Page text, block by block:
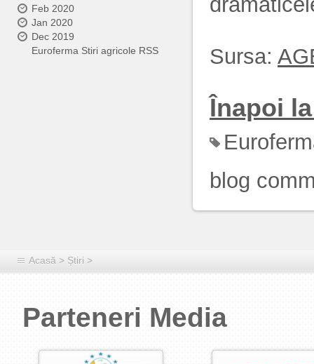
Feb 2020
Jan 2020
Dec 2019
Euroferma Stiri agricole RSS
Sursa:
Înapoi
blog
Acasă > Știri >
Parteneri Media